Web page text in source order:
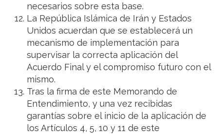
necesarios sobre esta base.
La República Islámica de Irán y Estados
Unidos acuerdan que se establecerá un
mecanismo de implementación para
supervisar la correcta aplicación del
Acuerdo Final y el compromiso futuro con el
mismo.
Tras la firma de este Memorando de
Entendimiento, y una vez recibidas
garantías sobre el inicio de la aplicación de
los Artículos 4, 5, 10 y 11 de este